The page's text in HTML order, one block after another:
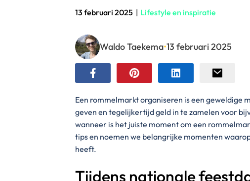
13 februari 2025 | Lifestyle en inspiratie
Waldo Taekema•13 februari 2025
Een rommelmarkt organiseren is een geweldige
geven en tegelijkertijd geld in te zamelen voor
wanneer is het juiste moment om een
tips en noemen we belangrijke momenten
heeft.
Tijdens nationale